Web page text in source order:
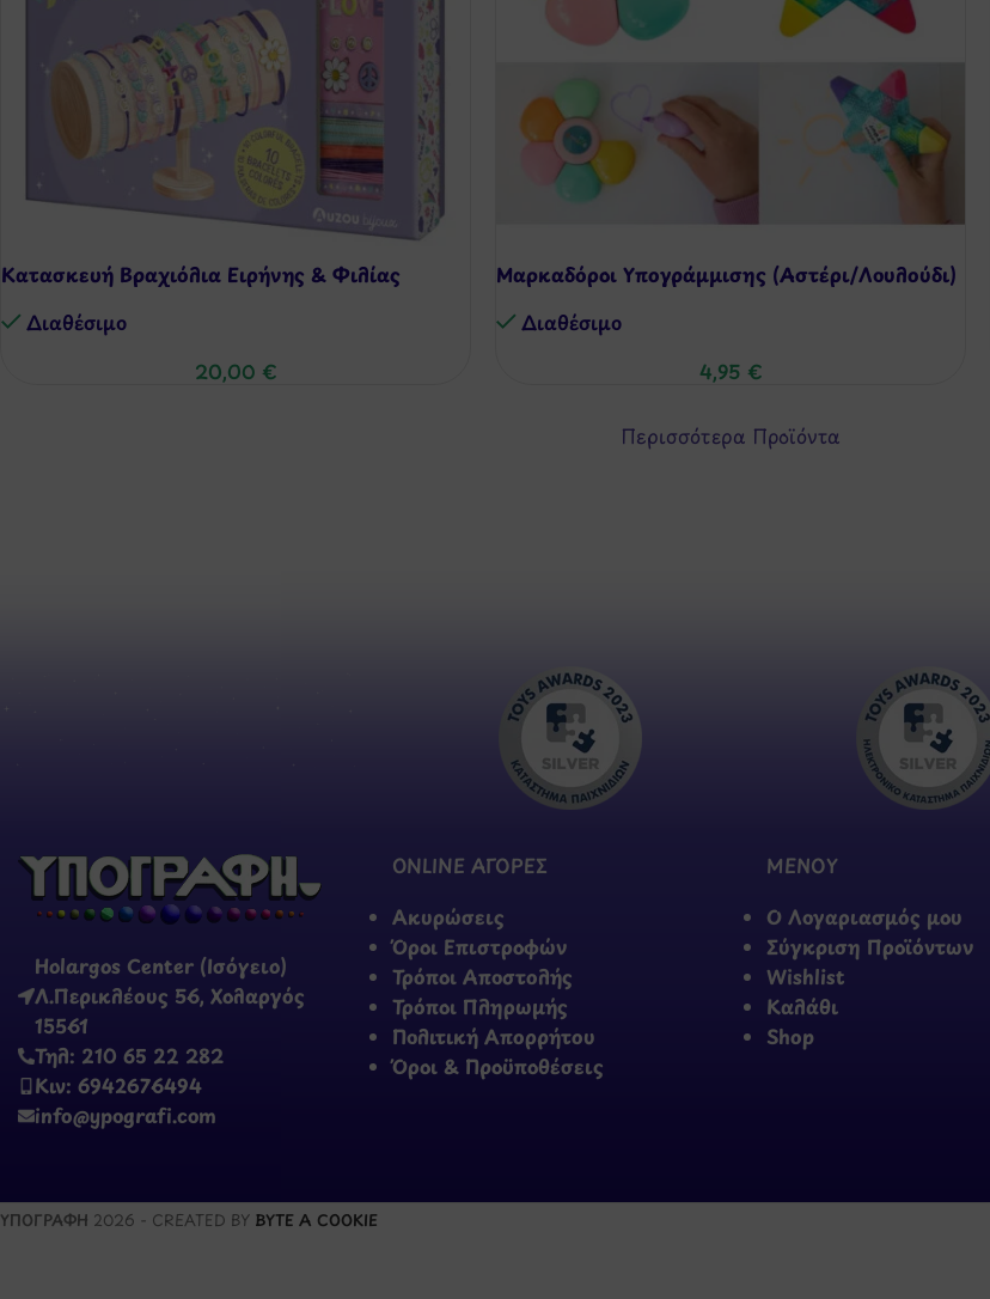
Κατασκευή Βραχιόλια Ειρήνης & Φιλίας
Διαθέσιμo
20,00 €
Μαρκαδόροι Υπογράμμισης (Αστέρι/Λουλούδι)
Διαθέσιμo
4,95 €
Περισσότερα Προϊόντα
Holargos Center (Ισόγειο)
Λ.Περικλέους 56, Χολαργός
15561
Τηλ: 210 65 22 282
Κιν: 6942676494
info@ypografi.com
ONLINE ΑΓΟΡΕΣ
Ακυρώσεις
Όροι Επιστροφών
Τρόποι Αποστολής
Τρόποι Πληρωμής
Πολιτική Απορρήτου
Όροι & Προϋποθέσεις
ΜΕΝΟΥ
Ο Λογαριασμός μου
Σύγκριση Προϊόντων
Wishlist
Καλάθι
Shop
ΥΠΟΓΡΑΦΗ 2026 - CREATED BY BYTE A COOKIE